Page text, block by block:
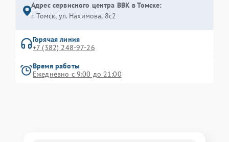
Адрес сервисного центра BBK в Томске:
г. Томск, ул. Нахимова, 8с2
Горячая линия
+7 (382) 248-97-26
Время работы
Ежедневно с 9:00 до 21:00